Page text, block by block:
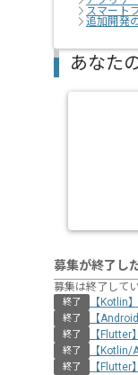
スマート
追加開発
あなた
募集が終了し
募集は終了して
終了 【Kotlin
終了 【
終了 【
終了 【
終了 【